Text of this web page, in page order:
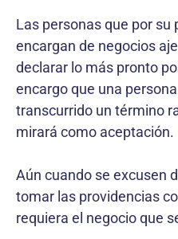
Las personas que por su
encargan de negocios
declarar lo más pronto
encargo que una
transcurrido un término
mirará como aceptación.
Aún cuando se excusen
tomar las providencias
requiera el negocio que